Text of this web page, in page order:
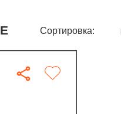
Сортировка: